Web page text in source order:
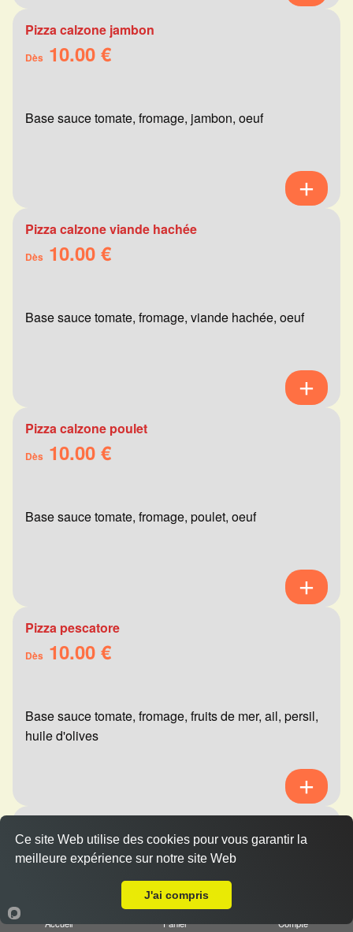
Pizza calzone jambon
Dès 10.00 €
Base sauce tomate, fromage, jambon, oeuf
Pizza calzone viande hachée
Dès 10.00 €
Base sauce tomate, fromage, viande hachée, oeuf
Pizza calzone poulet
Dès 10.00 €
Base sauce tomate, fromage, poulet, oeuf
Pizza pescatore
Dès 10.00 €
Base sauce tomate, fromage, fruits de mer, ail, persil,
huile d'olives
Dès10.00 €
Base sauce tomate, fromage, viande hachée,
Accueil Panier Compte
Ce site Web utilise des cookies pour vous garantir la
meilleure expérience sur notre site Web
J'ai compris